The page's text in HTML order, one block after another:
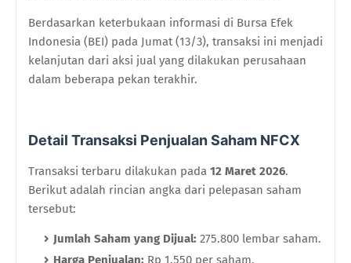
Berdasarkan keterbukaan informasi di Bursa Efek
Indonesia (BEI) pada Jumat (13/3), transaksi ini menjadi
kelanjutan dari aksi jual yang dilakukan perusahaan
dalam beberapa pekan terakhir.
Detail Transaksi Penjualan Saham NFCX
Transaksi terbaru dilakukan pada 12 Maret 2026.
Berikut adalah rincian angka dari pelepasan saham
tersebut:
Jumlah Saham yang Dijual: 275.800 lembar saham.
Harga Penjualan: Rp 1.550 per saham.